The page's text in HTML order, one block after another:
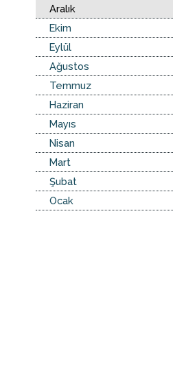
Aralık
Ekim
Eylül
Ağustos
Temmuz
Haziran
Mayıs
Nisan
Mart
Şubat
Ocak